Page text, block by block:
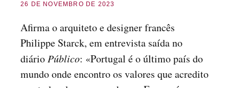
26 DE NOVEMBRO DE 2023
Afirma o arquiteto e designer francês
Philippe Starck, em entrevista saída no
diário Público: «Portugal é o último país do
mundo onde encontro os valores que acredito